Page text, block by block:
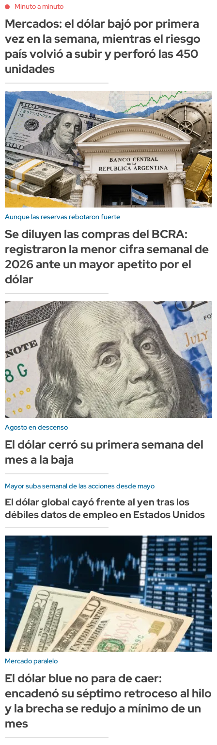
Minuto a minuto
Mercados: el dólar bajó por primera
vez en la semana, mientras el riesgo
país volvió a subir y perforó las 450
unidades
Aunque las reservas rebotaron fuerte
Se diluyen las compras del BCRA:
registraron la menor cifra semanal de
2026 ante un mayor apetito por el
dólar
Agosto en descenso
El dólar cerró su primera semana del
mes a la baja
Mayor suba semanal de las acciones desde mayo
El dólar global cayó frente al yen tras los
débiles datos de empleo en Estados Unidos
Mercado paralelo
El dólar blue no para de caer:
encadenó su séptimo retroceso al hilo
y la brecha se redujo a mínimo de un
mes